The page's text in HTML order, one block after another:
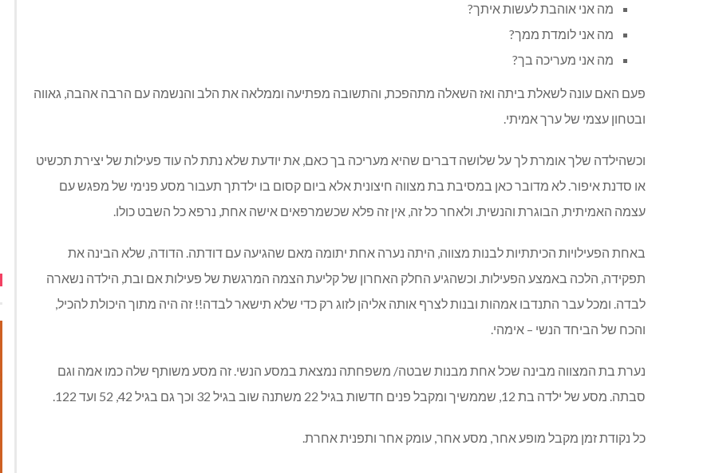
מה אני אוהבת לעשות איתך?
מה אני לומדת ממך?
מה אני מעריכה בך?
פעם האם עונה לשאלת ביתה ואז השאלה מתהפכת, והתשובה מפתיעה וממלאה את הלב והנשמה עם הרבה אהבה, גאווה
ובטחון עצמי של ערך אמיתי.
וכשהילדה שלך אומרת לך על שלושה דברים שהיא מעריכה בך כאם, את יודעת שלא נתת לה עוד פעילות של יצירת תכשיט
או סדנת איפור. לא מדובר כאן במסיבת בת מצווה חיצונית אלא ביום קסום בו ילדתך תעבור מסע פנימי של מפגש עם
עצמה האמיתית, הבוגרת והנשית. ולאחר כל זה, אין זה פלא שכשמרפאים אישה אחת, נרפא כל השבט כולו.
באחת הפעילויות הכיתתיות לבנות מצווה, היתה נערה אחת יתומה מאם שהגיעה עם דודתה. הדודה, שלא הבינה את
תפקידה, הלכה באמצע הפעילות. וכשהגיע החלק האחרון של קליעת הצמה המרגשת של פעילות אם ובת, הילדה נשארה
לבדה. ומכל עבר התנדבו אמהות ובנות לצרף אותה אליהן לזוג רק כדי שלא תישאר לבדה!! זה היה מתוך היכולת להכיל,
והכח של הביחד הנשי – אימהי.
נערת בת המצווה מבינה שכל אחת מבנות שבטה/ משפחתה נמצאת במסע הנשי. זה מסע משותף שלה כמו אמה וגם
סבתה. מסע של ילדה בת 12, שממשיך ומקבל פנים חדשות בגיל 22 משתנה שוב בגיל 32 וכך גם בגיל 42, 52 ועד 122.
כל נקודת זמן מקבל מופע אחר, מסע אחר, עומק אחר ותפנית אחרת.